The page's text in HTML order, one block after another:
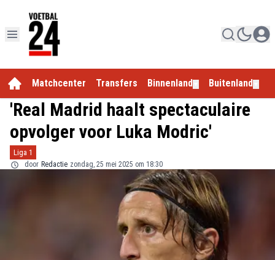
Matchcenter Transfers Binnenland Buitenland
'Real Madrid haalt spectaculaire
opvolger voor Luka Modric'
Liga 1
door Redactie zondag, 25 mei 2025 om 18:30